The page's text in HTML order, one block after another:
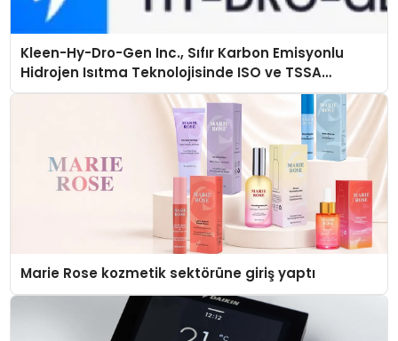
Kleen-Hy-Dro-Gen Inc., Sıfır Karbon Emisyonlu
Hidrojen Isıtma Teknolojisinde ISO ve TSSA
Düzenleyici Onaylarını Aldı
Marie Rose kozmetik sektörüne giriş yaptı